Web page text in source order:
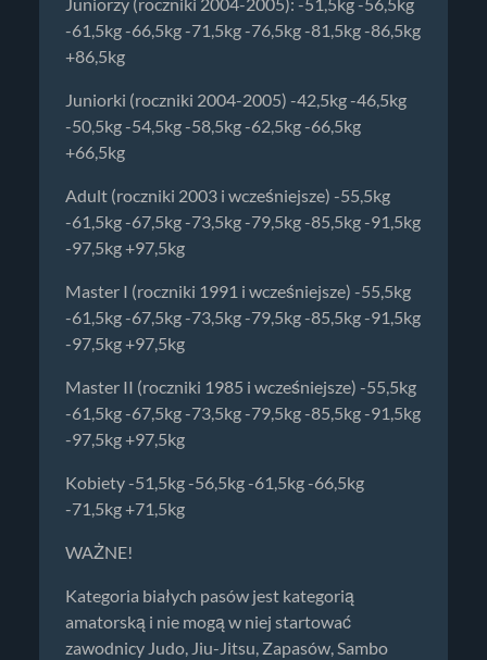
Juniorzy (roczniki 2004-2005): -51,5kg -56,5kg
-61,5kg -66,5kg -71,5kg -76,5kg -81,5kg -86,5kg
+86,5kg
Juniorki (roczniki 2004-2005) -42,5kg -46,5kg
-50,5kg -54,5kg -58,5kg -62,5kg -66,5kg
+66,5kg
Adult (roczniki 2003 i wcześniejsze) -55,5kg
-61,5kg -67,5kg -73,5kg -79,5kg -85,5kg -91,5kg
-97,5kg +97,5kg
Master I (roczniki 1991 i wcześniejsze) -55,5kg
-61,5kg -67,5kg -73,5kg -79,5kg -85,5kg -91,5kg
-97,5kg +97,5kg
Master II (roczniki 1985 i wcześniejsze) -55,5kg
-61,5kg -67,5kg -73,5kg -79,5kg -85,5kg -91,5kg
-97,5kg +97,5kg
Kobiety -51,5kg -56,5kg -61,5kg -66,5kg
-71,5kg +71,5kg
WAŻNE!
Kategoria białych pasów jest kategorią
amatorską i nie mogą w niej startować
zawodnicy Judo, Jiu-Jitsu, Zapasów, Sambo